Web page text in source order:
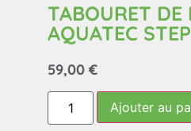
TABOURET DE
AQUATEC STEP
59,00 €
Ajouter au